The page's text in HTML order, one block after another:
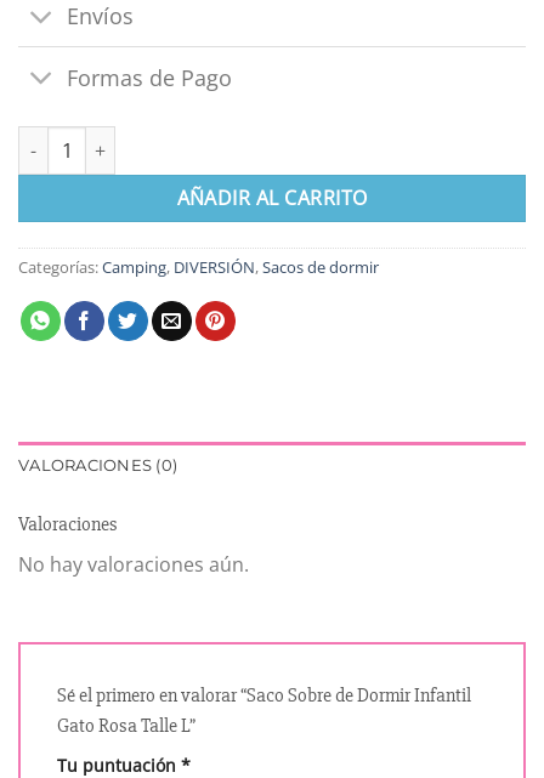
Envíos
Formas de Pago
Saco Sobre de Dormir Infantil Gato Rosa Talle L cantidad
AÑADIR AL CARRITO
Categorías:Camping, DIVERSIÓN,Sacos de dormir
VALORACIONES (0)
Valoraciones
No hay valoraciones aún.
Sé el primero en valorar “Saco Sobre de Dormir Infantil
Gato Rosa Talle L”
Tu puntuación *